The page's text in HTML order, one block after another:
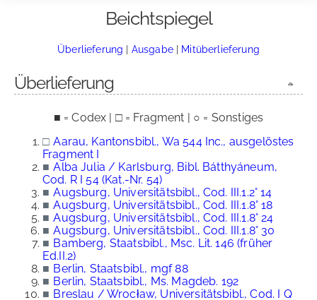
Beichtspiegel
Überlieferung | Ausgabe| Mitüberlieferung
Überlieferung
■ = Codex | □ = Fragment | ○ = Sonstiges
□ Aarau, Kantonsbibl., Wa 544 Inc., ausgelöstes
Fragment I
■ Alba Julia / Karlsburg, Bibl. Bátthyáneum,
Cod. R I 54 (Kat.-Nr. 54)
■ Augsburg, Universitätsbibl., Cod. III.1.2° 14
■ Augsburg, Universitätsbibl., Cod. III.1.8° 18
■ Augsburg, Universitätsbibl., Cod. III.1.8° 24
■ Augsburg, Universitätsbibl., Cod. III.1.8° 30
■ Bamberg, Staatsbibl., Msc. Lit. 146 (früher
Ed.II.2)
■ Berlin, Staatsbibl., mgf 88
■ Berlin, Staatsbibl., Ms. Magdeb. 192
■ Breslau / Wrocław, Universitätsbibl., Cod. I Q